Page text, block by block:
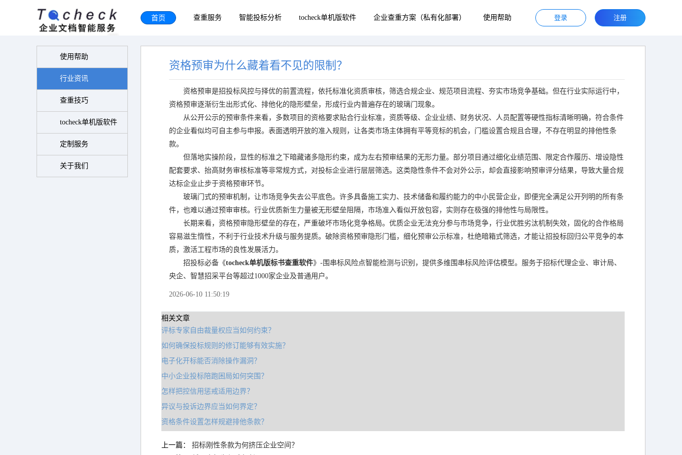
首页 查重服务 智能投标分析 tocheck单机版软件 企业查重方案（私有化部署） 使用帮助 登录 注册
使用帮助
行业资讯
查重技巧
tocheck单机版软件
定制服务
关于我们
资格预审为什么藏着看不见的限制？
资格预审是招投标风控与择优的前置流程，依托标准化资质审核，筛选合规企业、规范项目流程、夯实市场竞争基础。但在行业实际运行中，
资格预审逐渐衍生出形式化、排他化的隐形壁垒，形成行业内普遍存在的玻璃门现象。
从公开公示的预审条件来看，多数项目的资格要求贴合行业标准，资质等级、企业业绩、财务状况、人员配置等硬性指标清晰明确，符合条件
的企业看似均可自主参与申报。表面透明开放的准入规则，让各类市场主体拥有平等竞标的机会，门槛设置合规且合理，不存在明显的排他性条
款。
但落地实操阶段，显性的标准之下暗藏诸多隐形约束，成为左右预审结果的无形力量。部分项目通过细化业绩范围、限定合作履历、增设隐性
配套要求、抬高财务审核标准等非常规方式，对投标企业进行层层筛选。这类隐性条件不会对外公示，却会直接影响预审评分结果，导致大量合规
达标企业止步于资格预审环节。
玻璃门式的预审机制，让市场竞争失去公平底色。许多具备施工实力、技术储备和履约能力的中小民营企业，即便完全满足公开列明的所有条
件，也难以通过预审审核。行业优质新生力量被无形壁垒阻隔，市场准入看似开放包容，实则存在极强的排他性与局限性。
长期来看，资格预审隐形壁垒的存在，严重破坏市场化竞争格局。优质企业无法充分参与市场竞争，行业优胜劣汰机制失效，固化的合作格局
容易滋生惰性，不利于行业技术升级与服务提质。破除资格预审隐形门槛，细化预审公示标准，杜绝暗箱式筛选，才能让招投标回归公平竞争的本
质，激活工程市场的良性发展活力。
招投标必备《tocheck单机版标书查重软件》-围串标风险点智能检测与识别，提供多维围串标风险评估模型。服务于招标代理企业、审计局、
央企、智慧招采平台等超过1000家企业及普通用户。
2026-06-10 11:50:19
相关文章
评标专家自由裁量权应当如何约束？
如何确保投标规则的修订能够有效实施？
电子化开标能否消除操作漏洞？
中小企业投标陪跑困局如何突围？
怎样把控信用惩戒适用边界？
异议与投诉边界应当如何界定？
资格条件设置怎样规避排他条款？
上一篇： 招标刚性条款为何挤压企业空间？